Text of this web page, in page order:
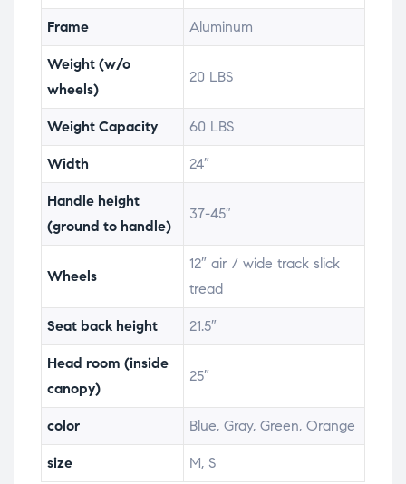
Frame Aluminum
Weight (w/o
wheels)
20 LBS
Weight Capacity 60 LBS
Width 24″
Handle height
(ground to handle)
37-45″
Wheels
12″ air / wide track slick
tread
Seat back height 21.5″
Head room (inside
canopy)
25″
color Blue, Gray, Green, Orange
size M, S